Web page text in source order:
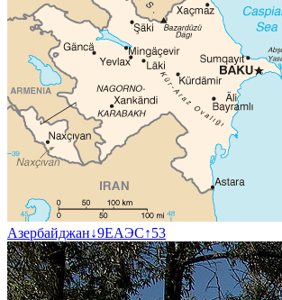
Азербайджан↓9ЕАЭС↑53